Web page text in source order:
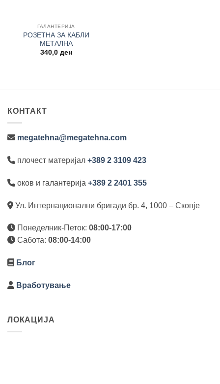
ГАЛАНТЕРИЈА
РОЗЕТНА ЗА КАБЛИ
МЕТАЛНА
340,0 ден
КОНТАКТ
megatehna@megatehna.com
плочест материјал +389 2 3109 423
оков и галантерија +389 2 2401 355
Ул. Интернационални бригади бр. 4, 1000 – Скопје
Понеделник-Петок: 08:00-17:00
Сабота: 08:00-14:00
Блог
Вработување
ЛОКАЦИЈА